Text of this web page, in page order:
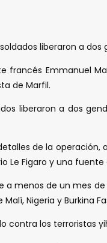
liberaron a
francés Emmanuel
de Marfil.
liberaron a dos
de la operación,
Le Figaro y una
a menos de un mes
Nigeria y Burkina
contra los terroristas